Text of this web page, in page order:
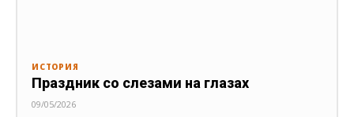
ИСТОРИЯ
Праздник со слезами на глазах
09/05/2026